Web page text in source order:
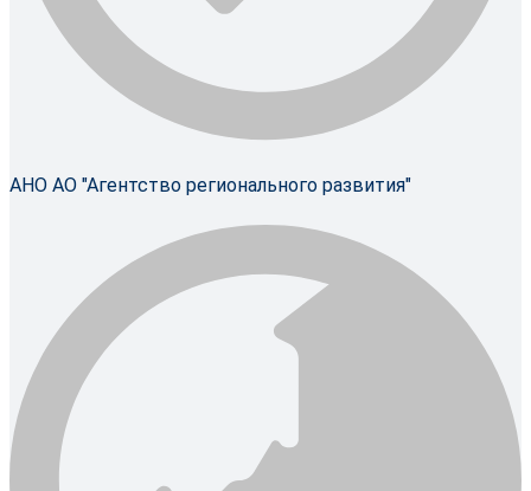
АНО АО "Агентство регионального развития"